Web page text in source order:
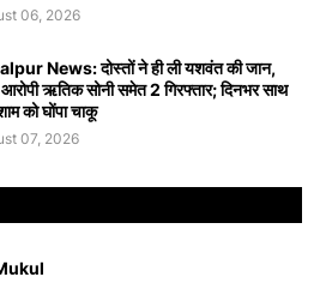
06, 2026
News: दोस्तों ने ही ली यशवंत की जान,
ऋतिक सोनी समेत 2 गिरफ्तार; दिनभर साथ
को घोंपा चाकू
07, 2026